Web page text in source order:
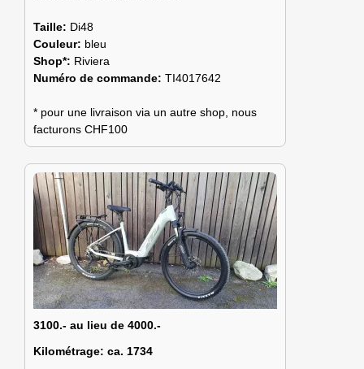
Taille: Di48
Couleur: bleu
Shop*: Riviera
Numéro de commande: TI4017642
* pour une livraison via un autre shop, nous
facturons CHF100
3100.- au lieu de 4000.-
Kilométrage: ca. 1734